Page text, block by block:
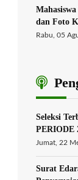
dan Foto
Rabu, 05
Seleksi
PERIODE
Jumat, 22
Surat